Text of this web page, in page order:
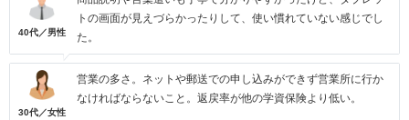
40代／男性
トの画面が見えづらかったりして、使い慣れていない感じでし
た。
30代／女性
営業の多さ。ネットや郵送での申し込みができず営業所に行か
なければならないこと。返戻率が他の学資保険より低い。